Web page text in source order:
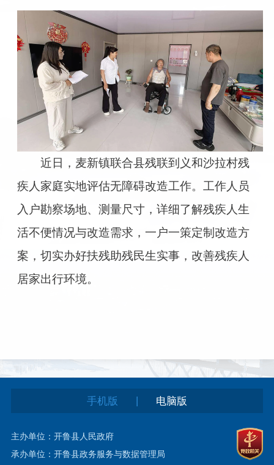
近日，麦新镇联合县残联到义和沙拉村残
疾人家庭实地评估无障碍改造工作。工作人员
入户勘察场地、测量尺寸，详细了解残疾人生
活不便情况与改造需求，一户一策定制改造方
案，切实办好扶残助残民生实事，改善残疾人
居家出行环境。
手机版 | 电脑版
主办单位：开鲁县人民政府
承办单位：开鲁县政务服务与数据管理局